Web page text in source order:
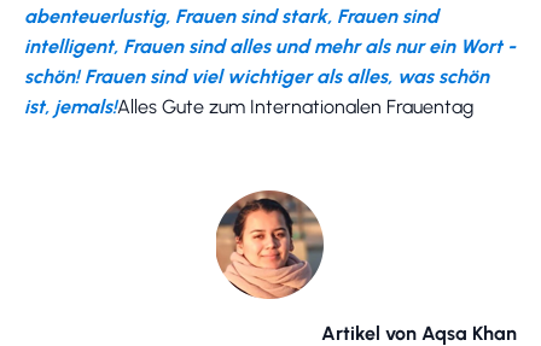
abenteuerlustig, Frauen sind stark, Frauen sind
intelligent, Frauen sind alles und mehr als nur ein Wort -
schön! Frauen sind viel wichtiger als alles, was schön
ist, jemals!Alles Gute zum Internationalen Frauentag
Artikel von Aqsa Khan